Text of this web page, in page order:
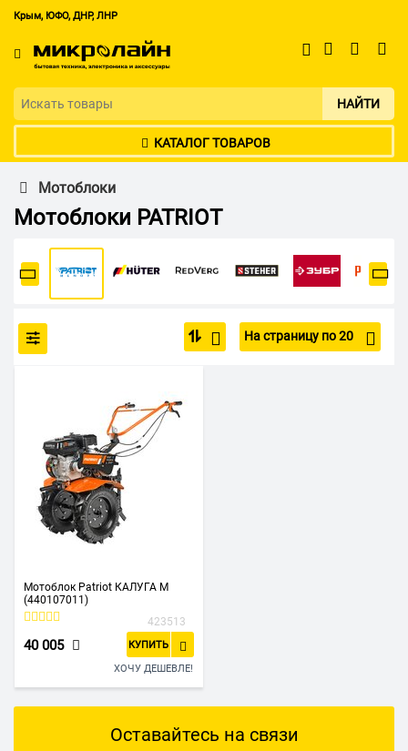
Крым, ЮФО, ДНР, ЛНР
НАЙТИ
КАТАЛОГ ТОВАРОВ
Мотоблоки
Мотоблоки PATRIOT
На страницу по 20
Мотоблок Patriot КАЛУГА М
(440107011)
423513
40 005 КУПИТЬ
ХОЧУ ДЕШЕВЛЕ!
Оставайтесь на связи